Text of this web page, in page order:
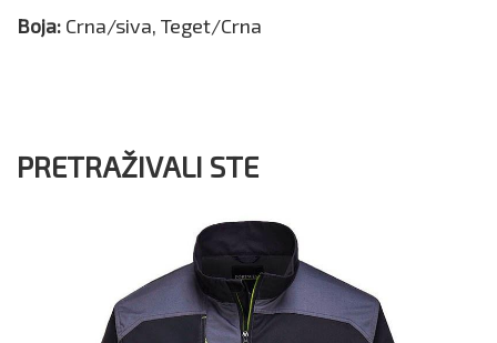
Boja: Crna/siva, Teget/Crna
PRETRAŽIVALI STE